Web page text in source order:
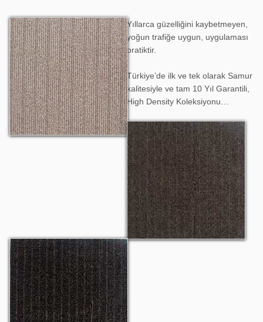
High Density 1601
Yıllarca güzelliğini kaybetmeyen,
yoğun trafiğe uygun, uygulaması
pratiktir.
Türkiye’de ilk ve tek olarak Samur
kalitesiyle ve tam 10 Yıl Garantili,
High Density Koleksiyonu…
High Density 1602
High Density 1603